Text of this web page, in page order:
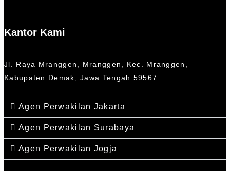
Kantor Kami
Jl. Raya Mranggen, Mranggen, Kec. Mranggen,
Kabupaten Demak, Jawa Tengah 59567
Agen Perwakilan Jakarta
Agen Perwakilan Surabaya
Agen Perwakilan Jogja